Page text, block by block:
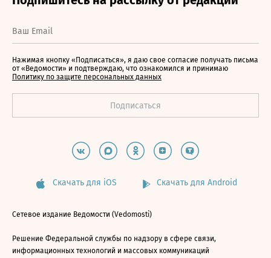
Нажимая кнопку «Подписаться», я даю свое согласие получать письма
от «Ведомости» и подтверждаю, что ознакомился и принимаю
Политику по защите персональных данных
Скачать для iOS Скачать для Android
Сетевое издание Ведомости (Vedomosti)
Решение Федеральной службы по надзору в сфере связи,
информационных технологий и массовых коммуникаций